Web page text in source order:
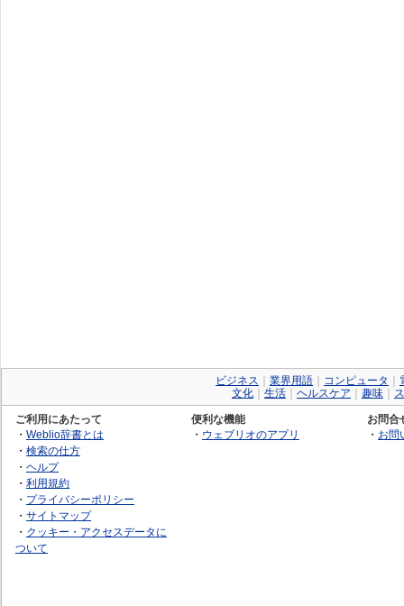
ビジネス 業界用語 コンピュータ
文化
生活 ヘルスケア 趣味
ご利用にあたって
・ Weblio辞書とは
・ 検索の仕方
・ ヘルプ
・ 利用規約
・ プライバシーポリシー
・ サイトマップ
・ クッキー・アクセスデータに
ついて
便利な機能
・ ウェブリオのアプリ
お問合
・ お問